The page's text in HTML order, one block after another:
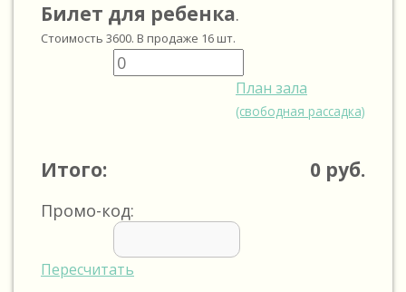
Билет для ребенка.
Стоимость 3600. В продаже 16 шт.
План зала
(свободная рассадка)
Итого: 0 руб.
Промо-код:
Пересчитать